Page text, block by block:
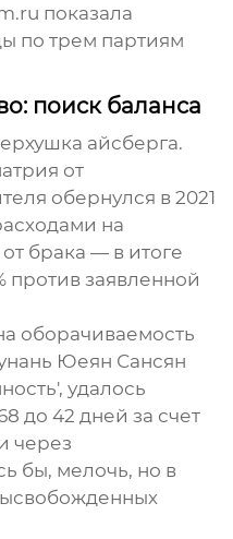
показала
по трем партиям
поиск баланса
айсберга.
от
обернулся в 2021
на
брака — в итоге
против заявленной
оборачиваемость
Юеян Сансян
удалось
до 42 дней за счет
через
бы, мелочь, но в